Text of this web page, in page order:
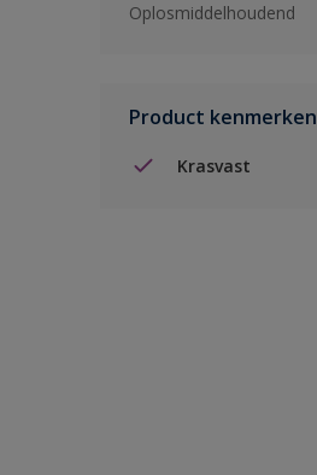
Oplosmiddelhoudend
Product kenmerken
Krasvast